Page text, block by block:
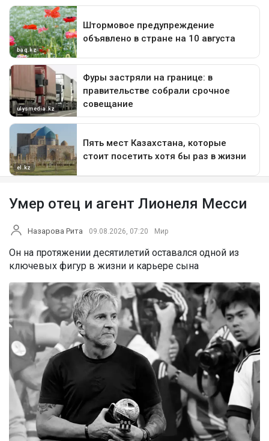
Умер отец и агент Лионеля Месси
Назарова Рита 09.08.2026, 07:20 Мир
Он на протяжении десятилетий оставался одной из
ключевых фигур в жизни и карьере сына